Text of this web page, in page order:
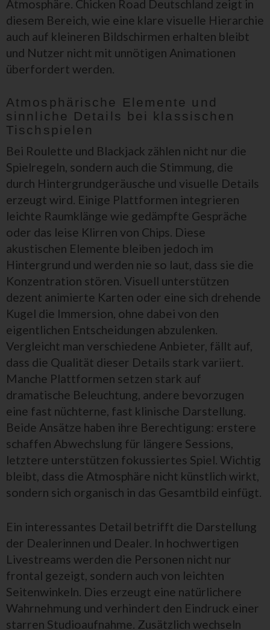
Atmosphäre. Chicken Road Deutschland zeigt in
diesem Bereich, wie eine klare visuelle Hierarchie
auch auf kleineren Bildschirmen erhalten bleibt
und Nutzer nicht mit unnötigen Animationen
überfordert werden.
Atmosphärische Elemente und
sinnliche Details bei klassischen
Tischspielen
Bei Roulette und Blackjack zählen nicht nur die
Spielregeln, sondern auch die Stimmung, die
durch Hintergrundgeräusche und visuelle Details
erzeugt wird. Einige Plattformen integrieren
leichte Raumklänge wie gedämpfte Gespräche
oder das leise Klirren von Chips. Diese
akustischen Elemente bleiben jedoch im
Hintergrund und werden nie so laut, dass sie die
Konzentration stören. Visuell unterstützen
dezent animierte Karten oder eine sich drehende
Kugel die Immersion, ohne dabei von den
eigentlichen Entscheidungen abzulenken.
Vergleicht man verschiedene Anbieter, fällt auf,
dass die Qualität dieser Details stark variiert.
Manche Plattformen setzen stark auf
dramatische Beleuchtung, andere bevorzugen
eine fast nüchterne, fast klinische Darstellung.
Beide Ansätze haben ihre Berechtigung: erstere
schaffen Abwechslung für längere Sessions,
letztere unterstützen fokussiertes Spiel. Wichtig
bleibt, dass die Atmosphäre nicht künstlich wirkt,
sondern sich organisch in das Gesamtbild einfügt.
Ein interessantes Detail betrifft die Darstellung
der Dealerinnen und Dealer. In hochwertigen
Livestreams werden die Personen nicht nur
frontal gezeigt, sondern auch von leichten
Seitenwinkeln. Dies erzeugt eine natürlichere
Wahrnehmung und verhindert den Eindruck einer
starren Studioaufnahme. Zusätzlich wechseln